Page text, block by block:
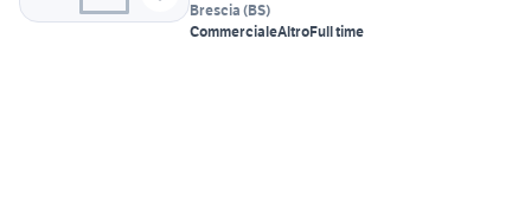
Brescia (BS)
CommercialeAltroFull time